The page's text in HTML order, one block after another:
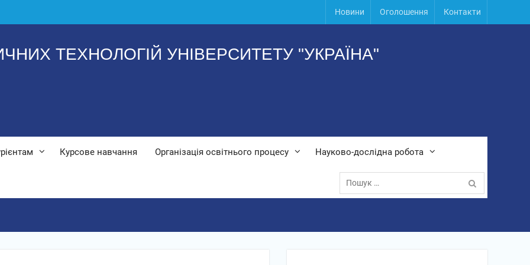
Новини Оголошення Контакти
ТЕХНОЛОГІЙ УНІВЕРСИТЕТУ "УКРАЇНА"
Курсове навчання Організація освітнього процесу Науково-дослідна робота
Пошук: